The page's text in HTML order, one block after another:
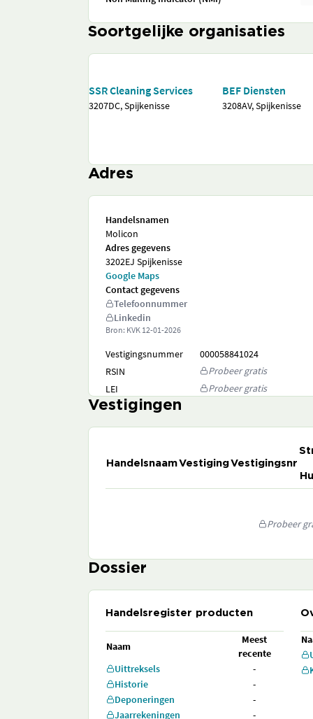
Soortgelijke organisaties
SSR Cleaning Services
3207DC, Spijkenisse
BEF Diensten
3208AV, Spijkenisse
Adres
Handelsnamen
Molicon
Adres gegevens
3202EJ Spijkenisse
Google Maps
Contact gegevens
Telefoonnummer
Linkedin
Bron: KVK 12-01-2026
Vestigingsnummer
000058841024
RSIN
Probeer gratis
LEI
Probeer gratis
Vestigingen
HandelsnaamVestigingVestigingsnr
Probeer
Dossier
Handelsregister producten
Naam
Meest
recente
Uittreksels
-
Historie
-
Deponeringen
-
Jaarrekeningen
-